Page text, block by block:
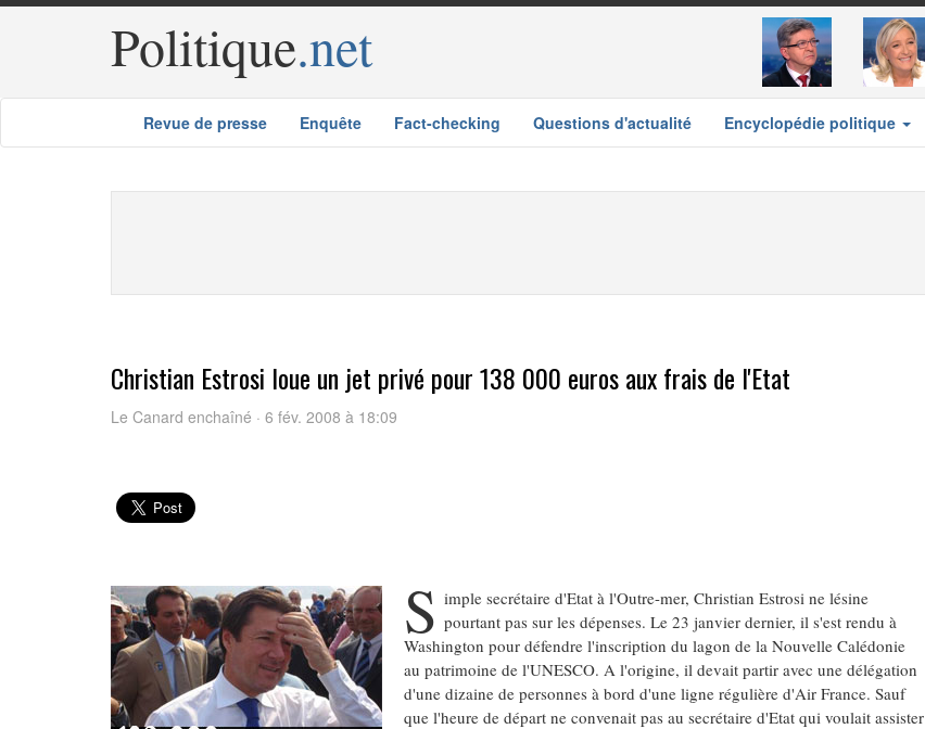
Politique.net
Revue de presse Enquête Fact-checking Questions d'actualité Encyclopédie politique
Christian Estrosi loue un jet privé pour 138 000 euros aux frais de l'Etat
Le Canard enchaîné · 6 fév. 2008 à 18:09
S imple secrétaire d'Etat à l'Outre-mer, Christian Estrosi ne lésine
pourtant pas sur les dépenses. Le 23 janvier dernier, il s'est rendu à
Washington pour défendre l'inscription du lagon de la Nouvelle Calédonie
au patrimoine de l'UNESCO. A l'origine, il devait partir avec une délégation
d'une dizaine de personnes à bord d'une ligne régulière d'Air France. Sauf
que l'heure de départ ne convenait pas au secrétaire d'Etat qui voulait assister